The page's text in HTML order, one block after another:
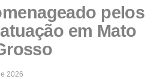
pelos
em Mato
2026